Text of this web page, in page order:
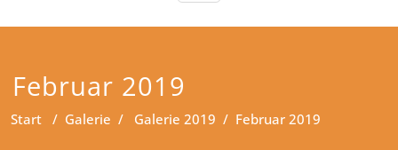
Februar 2019
Start / Galerie / Galerie 2019 / Februar 2019